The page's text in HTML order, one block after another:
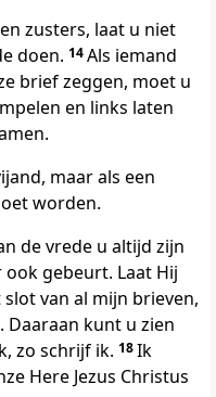
zusters, laat u niet
doen. 14Als iemand
brief zeggen, moet u
en links laten
maar als een
worden.
de vrede u altijd zijn
gebeurt. Laat Hij
slot van al mijn brieven,
Daaraan kunt u zien
zo schrijf ik. 18Ik
Here Jezus Christus